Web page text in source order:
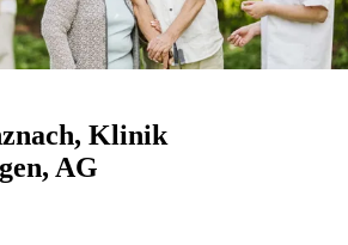
Klinik
, AG